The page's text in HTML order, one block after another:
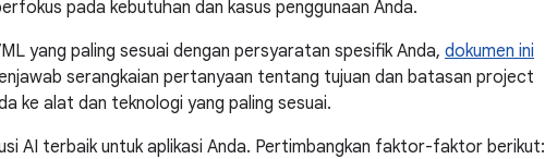
pada kebutuhan dan kasus penggunaan Anda.
yang paling sesuai dengan persyaratan spesifik Anda, dokumen ini
serangkaian pertanyaan tentang tujuan dan batasan project
ke alat dan teknologi yang paling sesuai.
AI terbaik untuk aplikasi Anda. Pertimbangkan faktor-faktor berikut: